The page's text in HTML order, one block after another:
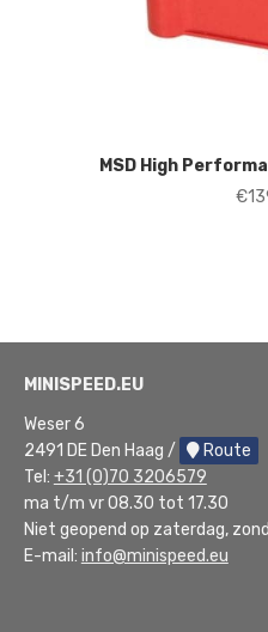
MSD High
€
MINISPEED.EU
Weser 6
2491 DE Den Haag /
Route
Tel: +31 (0)70 3206579
ma t/m vr 08.30 tot 17.30
Niet geopend op zaterdag,
E-mail: info@minispeed.eu